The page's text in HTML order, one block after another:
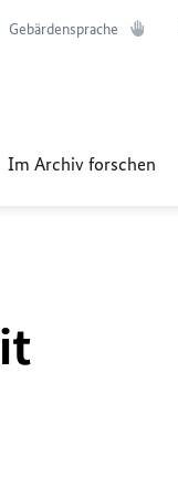
Gebärdensprache
Im Archiv forschen